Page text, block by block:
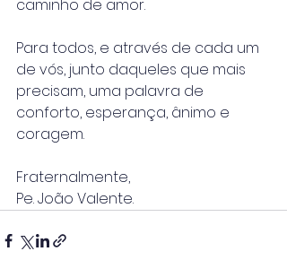
caminho de amor.
Para todos, e através de cada um
de vós, junto daqueles que mais
precisam, uma palavra de
conforto, esperança, ânimo e
coragem.
Fraternalmente,
Pe. João Valente.